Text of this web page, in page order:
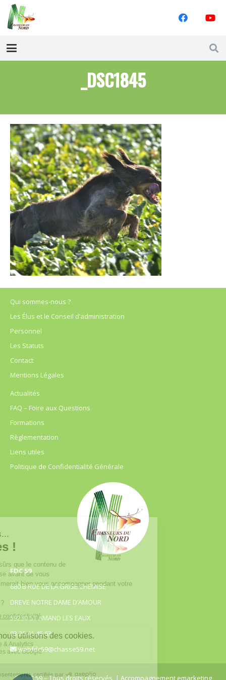
_DSC1845
Qui sommes-nous ?
Les Élus et le Conseil d’administration
Personnel
Les Statuts
Contact
Mentions Légales
Actualités
FAQ – Foire aux Questions
Formations
Règlementation
Liens utiles
Politique de Confidentialité Générale
FDC 59
680 B RUE DE LA GRISE CHEMISE
DREVE NOTRE DAME D’AMOUR
59230 ST AMAND LES EAUX
03.20.41.45.63
webfdc59@chasse59.net
© FDC 59 – Tous droits réservés | Accompagnement emarketing